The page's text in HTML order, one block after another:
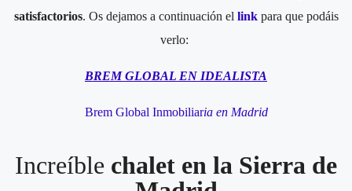
satisfactorios. Os dejamos a continuación el link para que podáis
verlo:
BREM GLOBAL EN IDEALISTA
Brem Global Inmobiliaria en Madrid
Increíble chalet en la Sierra de